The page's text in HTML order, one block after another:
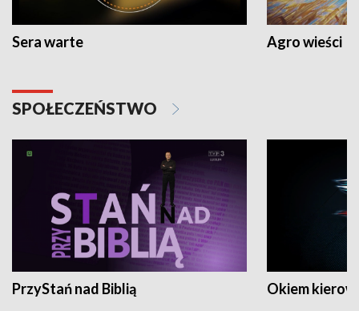
Sera warte Agro wieści
SPOŁECZEŃSTWO
PrzyStań nad Biblią Okiem